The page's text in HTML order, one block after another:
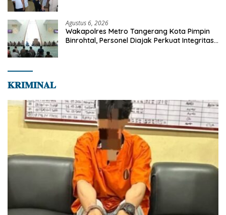
Agustus 6, 2026
Wakapolres Metro Tangerang Kota Pimpin
Binrohtal, Personel Diajak Perkuat Integritas
𝐊𝐑𝐈𝐌𝐈𝐍𝐀𝐋